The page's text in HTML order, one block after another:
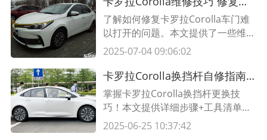
了解如何修复卡罗拉Corolla车门难
以打开的问题。本文提供了一些维修
技巧和解决方案，帮助您迅速解决这
2025-07-04 09:06:02
卡罗拉Corolla换挡杆自修指南｜5步轻松更换维修技巧
掌握卡罗拉Corolla换挡杆更换技
巧！本文提供详细步骤+工具清单，
附维修表格对比常见问题，新手也能
2025-06-25 10:37:42